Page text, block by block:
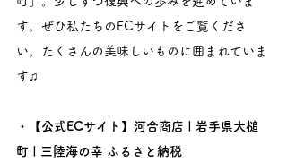
す。ぜひ私たちのECサイトをご覧くださ
い。たくさんの美味しいものに囲まれていま
す♫
・【公式ECサイト】河合商店 | 岩手県大槌
町 | 三陸海の幸 ふるさと納税